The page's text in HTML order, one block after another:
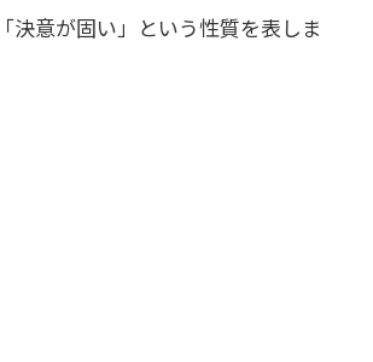
決意が固い」という性質を表しま